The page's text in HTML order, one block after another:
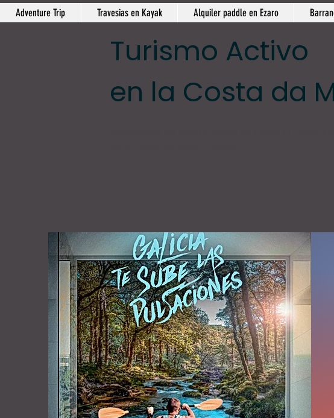
Adventure Trip Travesias en Kayak Alquiler paddle en Ezaro
Turismo Activo
en la Costa da